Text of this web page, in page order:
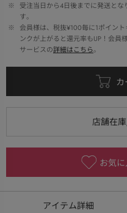
※
受注当日から4日後までに発送と
す。
※
会員様は、税抜¥100毎に1ポイン
ンクが上がると還元率もUP！会員
サービスの詳細はこちら。
お気
アイテム詳細